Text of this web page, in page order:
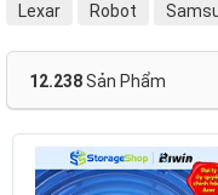
Lexar
Robot
Transcend
HP
HYPER DRIVE
Remax
Acer Maxell
Sony
Belkin
12.238Sản Phẩm